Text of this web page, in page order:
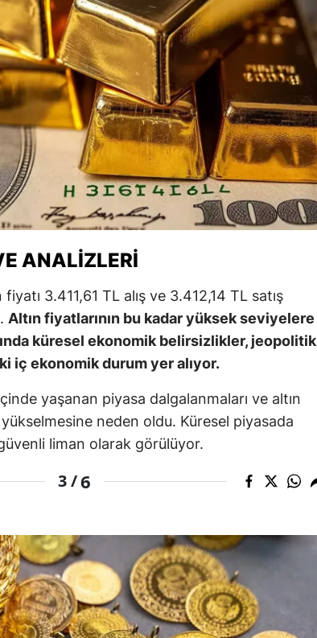
Malatya
Manisa
Kahramanmaraş
Mardin
Muğla
Muş
Nevşehir
Niğde
Rize
Sakarya
Siirt
Sinop
Sivas
Tokat
Trabzon
Tunceli
ANALIZLERI
3.411,61 TL alış ve 3.412,14 TL satış
Altın fiyatlarının bu kadar yüksek seviyelere
küresel ekonomik belirsizlikler, jeopolitik
iç ekonomik durum yer alıyor.
yaşanan piyasa dalgalanmaları ve altın
neden oldu. Küresel piyasada
liman olarak görülüyor.
3 /6